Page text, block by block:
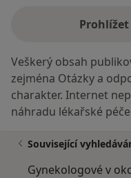
Veškerý obsah
zejména Otázky a
charakter. Internet
náhradu lékařské
Související
Gynekologové v